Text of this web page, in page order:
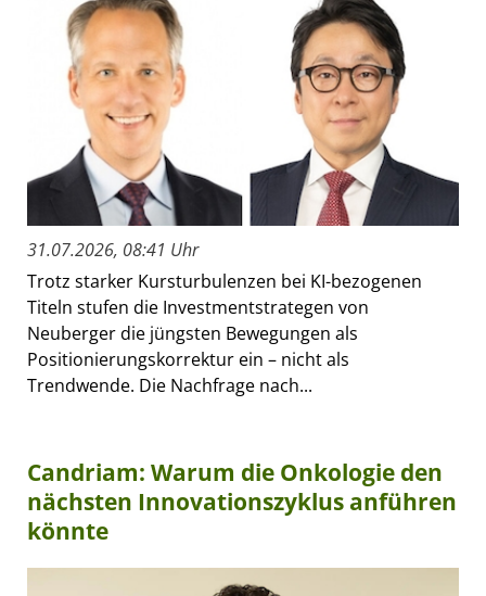
31.07.2026, 08:41 Uhr
Trotz starker Kursturbulenzen bei KI-bezogenen
Titeln stufen die Investmentstrategen von
Neuberger die jüngsten Bewegungen als
Positionierungskorrektur ein – nicht als
Trendwende. Die Nachfrage nach...
Candriam: Warum die Onkologie den
nächsten Innovationszyklus anführen
könnte